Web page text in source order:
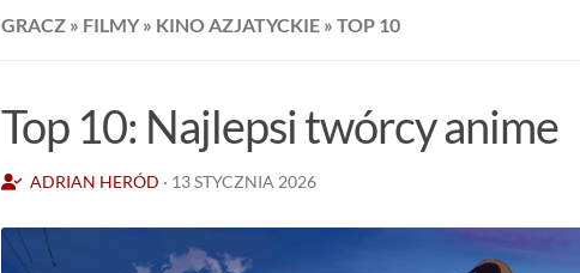
GRACZ » FILMY » KINO AZJATYCKIE » TOP 10
Top 10: Najlepsi twórcy anime
ADRIAN HERÓD · 13 STYCZNIA 2026